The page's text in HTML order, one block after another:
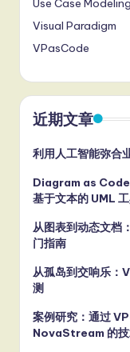
Use Case Modeling
Visual Paradigm
VPasCode
近期文章
利用人工智能弥合
Diagram as Code
基于文本的 UML
从图表到动态文
门指南
从孤岛到交响乐：
测
案例研究：通过
NovaStream 的技